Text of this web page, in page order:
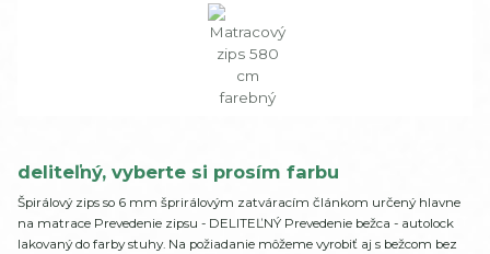
deliteľný, vyberte si prosím farbu
Špirálový zips so 6 mm šprirálovým zatváracím článkom určený hlavne
na matrace Prevedenie zipsu - DELITEĽNÝ Prevedenie bežca - autolock
lakovaný do farby stuhy. Na požiadanie môžeme vyrobiť aj s bežcom bez